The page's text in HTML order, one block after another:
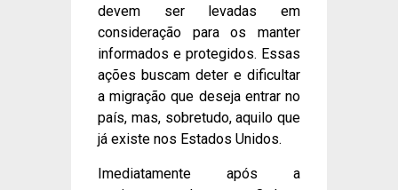
devem ser levadas em
consideração para os manter
informados e protegidos. Essas
ações buscam deter e dificultar
a migração que deseja entrar no
país, mas, sobretudo, aquilo que
já existe nos Estados Unidos.
Imediatamente após a